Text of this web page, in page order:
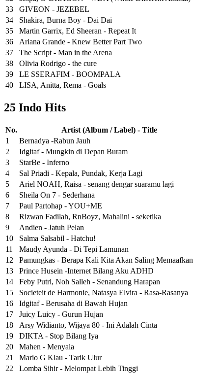
33
GIVEON - JEZEBEL
34
Shakira, Burna Boy - Dai Dai
35
Martin Garrix, Ed Sheeran - Repeat It
36
Ariana Grande - Knew Better Part Two
37
The Script - Man in the Arena
38
Olivia Rodrigo - the cure
39
LE SSERAFIM - BOOMPALA
40
LISA, Anitta, Rema - Goals
25 Indo Hits
No.
Artist (Album / Label) - Title
1
Bernadya -Rabun Jauh
2
Idgitaf - Mungkin di Depan Buram
3
StarBe - Inferno
4
Sal Priadi - Kepala, Pundak, Kerja Lagi
5
Ariel NOAH, Raisa - senang dengar suaramu lagi
6
Sheila On 7 - Sederhana
7
Paul Partohap - YOU+ME
8
Rizwan Fadilah, RnBoyz, Mahalini - seketika
9
Andien - Jatuh Pelan
10
Salma Salsabil - Hatchu!
11
Maudy Ayunda - Di Tepi Lamunan
12
Pamungkas - Berapa Kali Kita Akan Saling Memaafkan
13
Prince Husein -Internet Bilang Aku ADHD
14
Feby Putri, Noh Salleh - Senandung Harapan
15
Societeit de Harmonie, Natasya Elvira - Rasa-Rasanya
16
Idgitaf - Berusaha di Bawah Hujan
17
Juicy Luicy - Gurun Hujan
18
Arsy Widianto, Wijaya 80 - Ini Adalah Cinta
19
DIKTA - Stop Bilang Iya
20
Mahen - Menyala
21
Mario G Klau - Tarik Ulur
22
Lomba Sihir - Melompat Lebih Tinggi